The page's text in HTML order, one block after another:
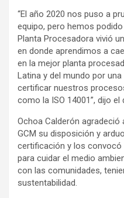
“El año 2020 nos puso a
equipo, pero hemos
Planta Procesadora vivió
en donde aprendimos a
en la mejor planta
Latina y del mundo por
certificar nuestros
como la ISO 14001”, dijo
Ochoa Calderón
GCM su disposición y
certificación y los
para cuidar el medio
con las comunidades,
sustentabilidad.